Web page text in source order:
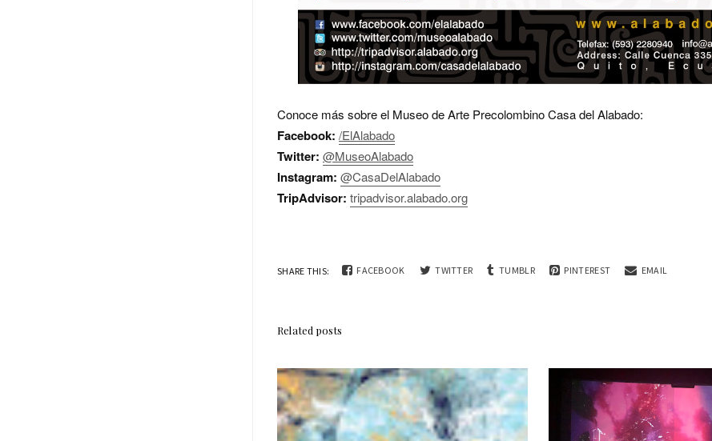
Conoce más sobre el Museo de Arte Precolombino Casa del Alabado:
Facebook: /ElAlabado
Twitter: @MuseoAlabado
Instagram: @CasaDelAlabado
TripAdvisor: tripadvisor.alabado.org
SHARE THIS: FACEBOOK TWITTER TUMBLR PINTEREST EMAIL
Related posts